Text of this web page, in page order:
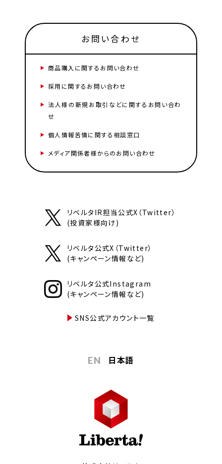
お問い合わせ
商品購入に関するお問い合わせ
採用に関するお問い合わせ
法人様の新規お取引などに関するお問い合わ
せ
個人情報苦情に関する相談窓口
メディア関係者様からのお問い合わせ
リベルタIR担当公式X（Twitter）
(投資家様向け)
リベルタ公式X（Twitter）
(キャンペーン情報など)
リベルタ公式Instagram
(キャンペーン情報など)
SNS公式アカウント一覧
EN 日本語